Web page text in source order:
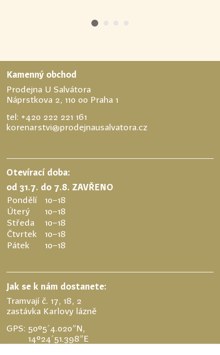
Kamenný obchod
Prodejna U Salvátora
Náprstkova 2, 110 00 Praha 1
tel: +420 222 221 161
korenarstvi@prodejnausalvatora.cz
Otevírací doba:
od 31.7. do 7.8. ZAVŘENO
Pondělí
10–18
Úterý
10–18
Středa
10–18
Čtvrtek
10–18
Pátek
10–18
Jak se k nám dostanete:
Tramvají č. 17, 18, 2
zastávka Karlovy lázně
GPS: 50°5´4.020”N,
14°24´51.398”E